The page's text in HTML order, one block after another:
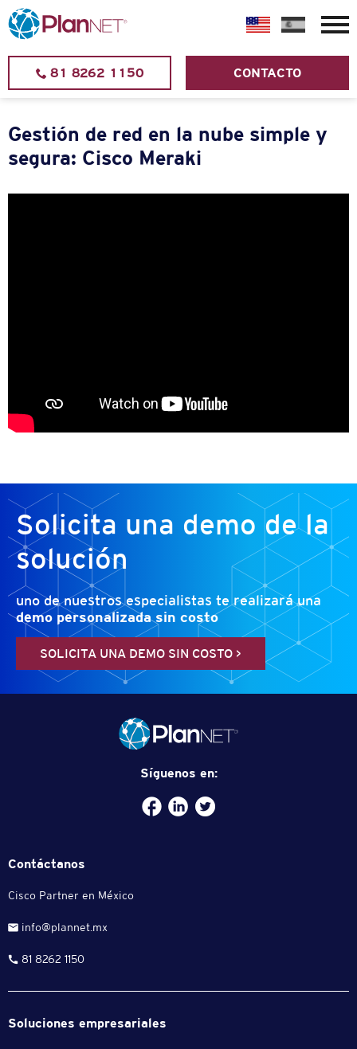
81 8262 1150 CONTACTO
Gestión de red en la nube simple y
segura: Cisco Meraki
Solicita una demo de la
solución
uno de nuestros especialistas te realizaráuna
demo personalizada sin costo
SOLICITA UNA DEMO SIN COSTO >
Síguenos en:
Facebook
plannet-
service
/twitter.com/plannetmx
Contáctanos
Cisco Partner en México
info@plannet.mx
81 8262 1150
Soluciones empresariales